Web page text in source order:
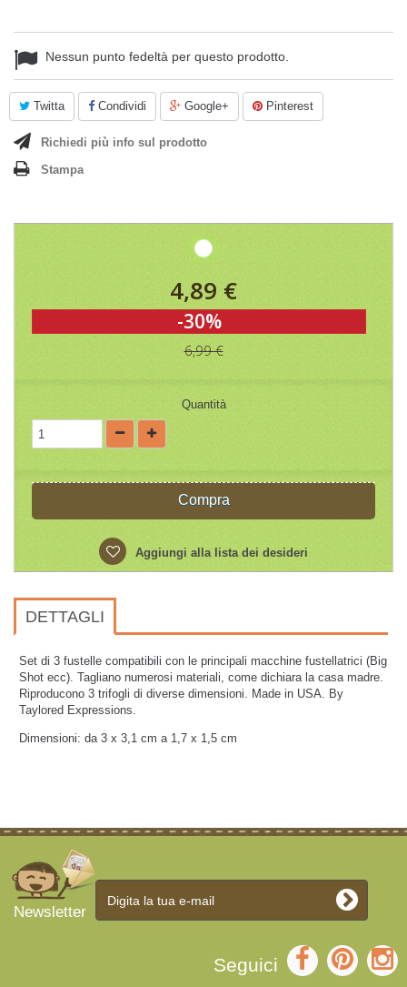
Nessun punto fedeltà per questo prodotto.
Twitta Condividi Google+ Pinterest
Richiedi più info sul prodotto
Stampa
4,89 €
-30%
6,99 €
Quantità
Compra
Aggiungi alla lista dei desideri
DETTAGLI
Set di 3 fustelle compatibili con le principali macchine fustellatrici (Big
Shot ecc). Tagliano numerosi materiali, come dichiara la casa madre.
Riproducono 3 trifogli di diverse dimensioni. Made in USA. By
Taylored Expressions.
Dimensioni: da 3 x 3,1 cm a 1,7 x 1,5 cm
Newsletter
Seguici